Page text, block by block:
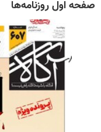
صفحه اول روزنامه‌ها